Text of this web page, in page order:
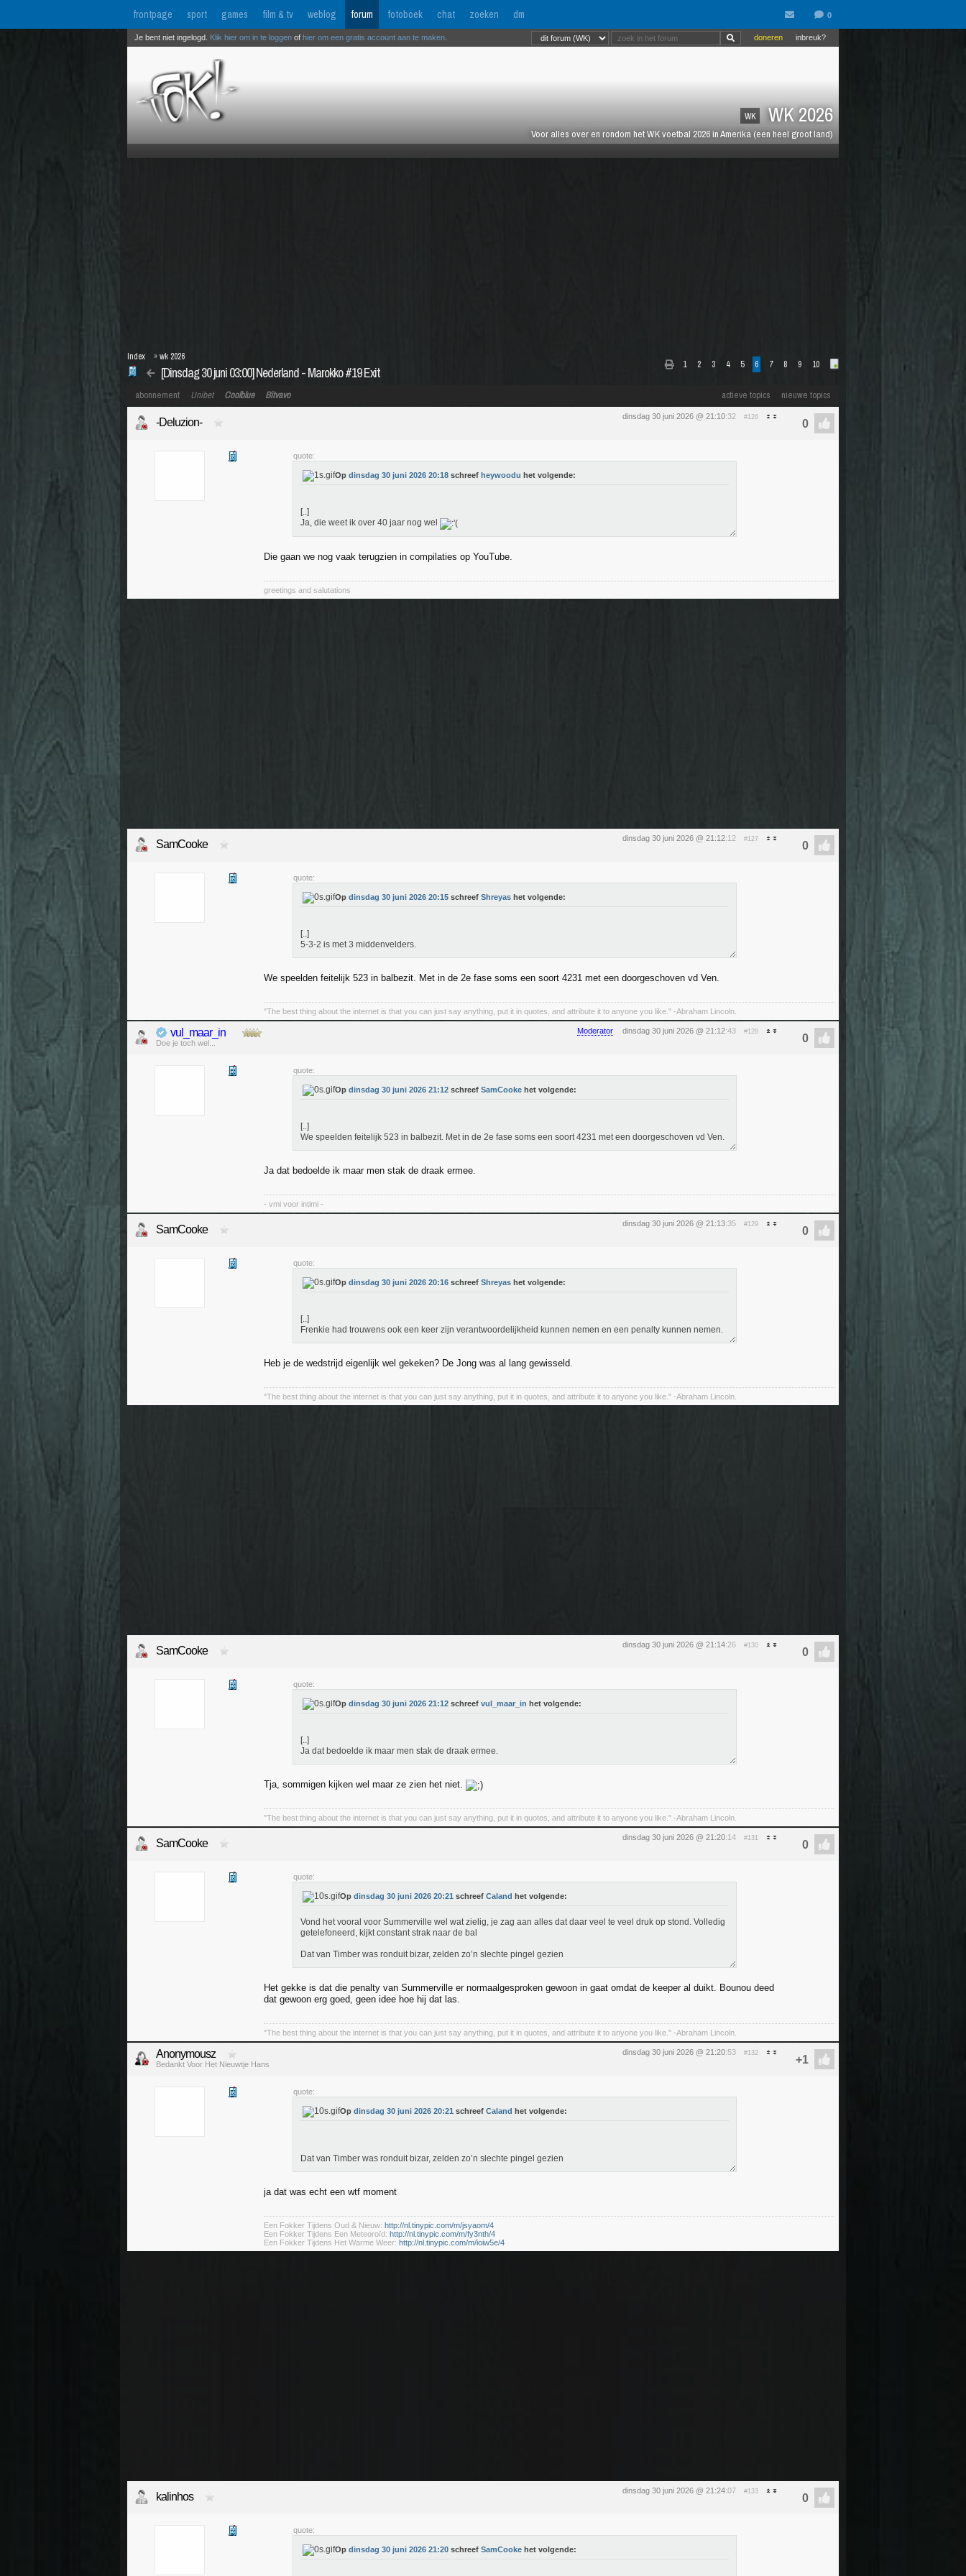
frontpage sport games film & tv weblog forum fotoboek chat zoeken dm
WK WK 2026
Voor alles over en rondom het WK voetbal 2026 in Amerika (een heel groot land)
inbreuk?
doneren
Je bent niet ingelogd. Klik hier om in te loggen of hier om een gratis account aan te maken
1 2 3 4 5 6 7 8 9 10
[Dinsdag 30 juni 03:00] Nederland - Marokko #19 Exit
Index »wk 2026
actieve topics nieuwe topics
abonnement Unibet Coolblue Bitvavo
dinsdag 30 juni 2026 @ 21:10:32 #126
-Deluzion-
quote:
Op dinsdag 30 juni 2026 20:18 schreef heywoodu het volgende:
[..]
Ja, die weet ik over 40 jaar nog wel
Die gaan we nog vaak terugzien in compilaties op YouTube.
greetings and salutations
dinsdag 30 juni 2026 @ 21:12:12 #127
SamCooke
quote:
Op dinsdag 30 juni 2026 20:15 schreef Shreyas het volgende:
[..]
5-3-2 is met 3 middenvelders.
We speelden feitelijk 523 in balbezit. Met in de 2e fase soms een soort 4231 met een doorgeschoven vd Ven.
"The best thing about the internet is that you can just say anything, put it in quotes, and attribute it to anyone you like." -Abraham Lincoln.
Moderator dinsdag 30 juni 2026 @ 21:12:43 #128
vul_maar_in
Doe je toch wel...
quote:
Op dinsdag 30 juni 2026 21:12 schreef SamCooke het volgende:
[..]
We speelden feitelijk 523 in balbezit. Met in de 2e fase soms een soort 4231 met een doorgeschoven vd Ven.
Ja dat bedoelde ik maar men stak de draak ermee.
- vmi voor intimi -
dinsdag 30 juni 2026 @ 21:13:35 #129
SamCooke
quote:
Op dinsdag 30 juni 2026 20:16 schreef Shreyas het volgende:
[..]
Frenkie had trouwens ook een keer zijn verantwoordelijkheid kunnen nemen en een penalty kunnen nemen.
Heb je de wedstrijd eigenlijk wel gekeken? De Jong was al lang gewisseld.
"The best thing about the internet is that you can just say anything, put it in quotes, and attribute it to anyone you like." -Abraham Lincoln.
dinsdag 30 juni 2026 @ 21:14:26 #130
SamCooke
quote:
Op dinsdag 30 juni 2026 21:12 schreef vul_maar_in het volgende:
[..]
Ja dat bedoelde ik maar men stak de draak ermee.
Tja, sommigen kijken wel maar ze zien het niet.
"The best thing about the internet is that you can just say anything, put it in quotes, and attribute it to anyone you like." -Abraham Lincoln.
dinsdag 30 juni 2026 @ 21:20:14 #131
SamCooke
quote:
Op dinsdag 30 juni 2026 20:21 schreef Caland het volgende:
Vond het vooral voor Summerville wel wat zielig, je zag aan alles dat daar veel te veel druk op stond. Volledig
getelefoneerd, kijkt constant strak naar de bal
Dat van Timber was ronduit bizar, zelden zo’n slechte pingel gezien
Het gekke is dat die penalty van Summerville er normaalgesproken gewoon in gaat omdat de keeper al duikt. Bounou deed
dat gewoon erg goed, geen idee hoe hij dat las.
"The best thing about the internet is that you can just say anything, put it in quotes, and attribute it to anyone you like." -Abraham Lincoln.
dinsdag 30 juni 2026 @ 21:20:53 #132
Anonymousz
Bedankt Voor Het Nieuwtje Hans
quote:
Op dinsdag 30 juni 2026 20:21 schreef Caland het volgende:
Dat van Timber was ronduit bizar, zelden zo’n slechte pingel gezien
ja dat was echt een wtf moment
Een Fokker Tijdens Oud & Nieuw: http://nl.tinypic.com/m/jsyaom/4
Een Fokker Tijdens Een Meteoroïd: http://nl.tinypic.com/m/fy3nth/4
Een Fokker Tijdens Het Warme Weer: http://nl.tinypic.com/m/ioiw5e/4
dinsdag 30 juni 2026 @ 21:24:07 #133
kalinhos
quote:
Op dinsdag 30 juni 2026 21:20 schreef SamCooke het volgende: